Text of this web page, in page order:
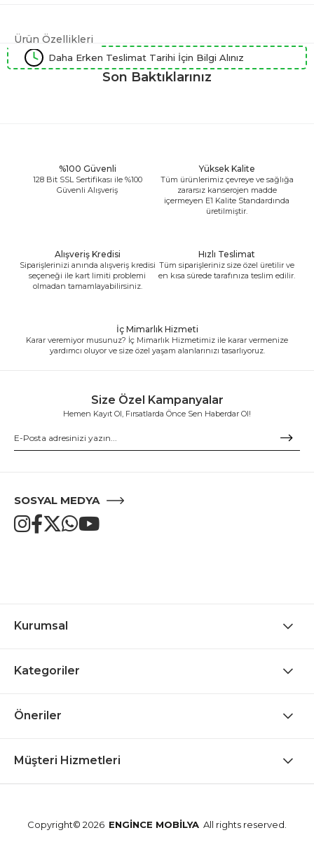
Ürün Özellikleri
Daha Erken Teslimat Tarihi İçin Bilgi Alınız
Son Baktıklarınız
%100 Güvenli
128 Bit SSL Sertifikası ile %100
Güvenli Alışveriş
Yüksek Kalite
Tüm ürünlerimiz çevreye ve sağlığa
zararsız kanserojen madde
içermeyen E1 Kalite Standardında
üretilmiştir.
Alışveriş Kredisi
Siparişlerinizi anında alışveriş kredisi
seçeneği ile kart limiti problemi
olmadan tamamlayabilirsiniz.
Hızlı Teslimat
Tüm siparişleriniz size özel üretilir ve
en kısa sürede tarafınıza teslim edilir.
İç Mimarlık Hizmeti
Karar veremiyor musunuz? İç Mimarlık Hizmetimiz ile karar vermenize
yardımcı oluyor ve size özel yaşam alanlarınızı tasarlıyoruz.
Size Özel Kampanyalar
Hemen Kayıt Ol, Fırsatlarda Önce Sen Haberdar Ol!
SOSYAL MEDYA
Kurumsal
Kategoriler
Öneriler
Müşteri Hizmetleri
Copyright© 2026 ENGİNCE MOBİLYA All rights reserved.